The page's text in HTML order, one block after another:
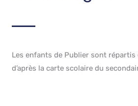
Les enfants de Publier sont répartis
d’après la carte scolaire du